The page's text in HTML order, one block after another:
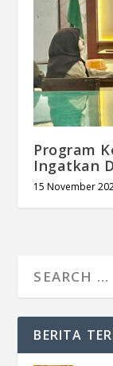
Program
Ingatkan
15 November
BERITA